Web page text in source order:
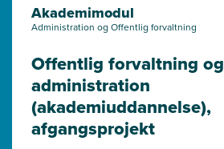
Akademimodul
Administration og Offentlig forvaltning
Offentlig forvaltning og
administration
(akademiuddannelse),
afgangsprojekt